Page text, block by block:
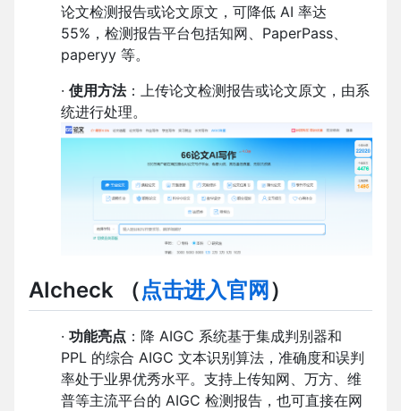
论文检测报告或论文原文，可降低 AI 率达
55%，检测报告平台包括知网、PaperPass、
paperyy 等。
· 使用方法：上传论文检测报告或论文原文，由系
统进行处理。
AIcheck （点击进入官网 ）
· 功能亮点 ：降 AIGC 系统基于集成判别器和
PPL 的综合 AIGC 文本识别算法，准确度和误判
率处于业界优秀水平。支持上传知网、万方、维
普等主流平台的 AIGC 检测报告，也可直接在网